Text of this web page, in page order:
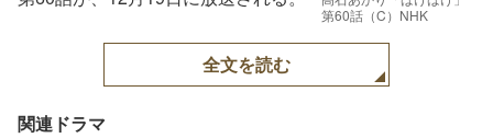
第60話（C）NHK
全文を読む
関連ドラマ